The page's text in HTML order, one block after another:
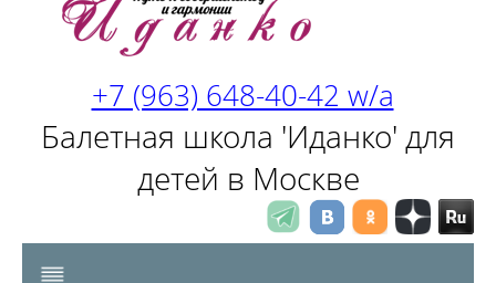
+7 (963) 648-40-42 w/a
Балетная школа 'Иданко' для
детей в Москве